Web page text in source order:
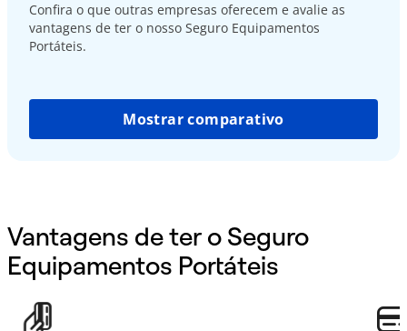
Confira o que outras empresas oferecem e avalie as
vantagens de ter o nosso Seguro Equipamentos
Portáteis.
Mostrar comparativo
Vantagens de ter o Seguro
Equipamentos Portáteis